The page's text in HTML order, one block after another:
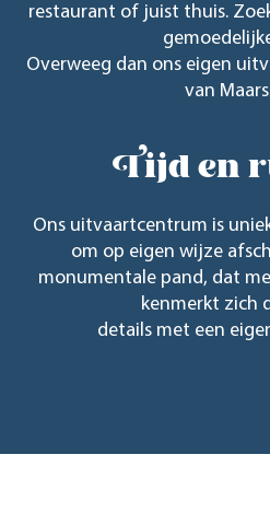
restaurant of juist thuis.
Overweeg dan ons eigen
van
Tijd en
Ons uitvaartcentrum is
om op eigen wijze
monumentale pand, dat
kenmerkt zich
details met een